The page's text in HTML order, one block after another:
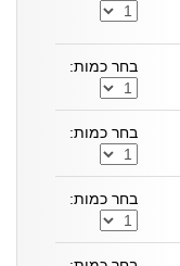
בחר כמות:
בחר כמות:
בחר כמות: